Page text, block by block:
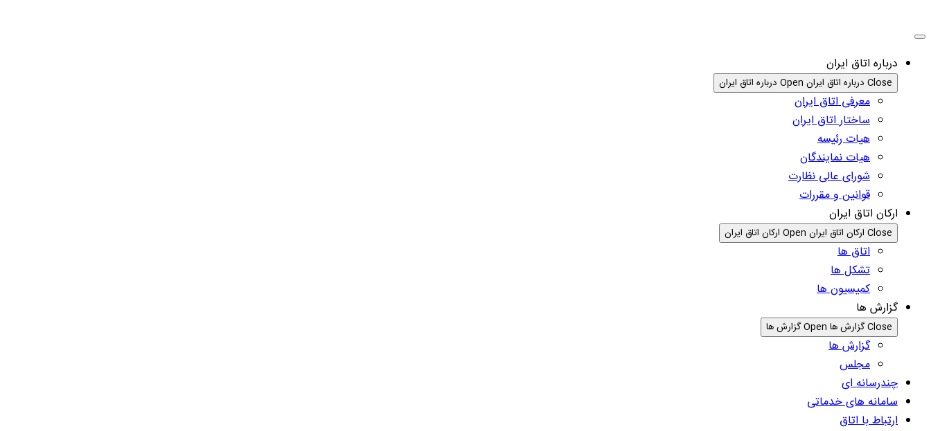
درباره اتاق ایران
Close درباره اتاق ایران Open درباره اتاق ایران
معرفی اتاق ایران
ساختار اتاق ایران
هیات رئیسه
هیات نمایندگان
شورای عالی نظارت
قوانین و مقررات
ارکان اتاق ایران
Close ارکان اتاق ایران Open ارکان اتاق ایران
اتاق ها
تشکل ها
کمیسیون ها
گزارش ها
Close گزارش ها Open گزارش ها
گزارش ها
مجلس
چندرسانه ای
سامانه های خدماتی
ارتباط با اتاق